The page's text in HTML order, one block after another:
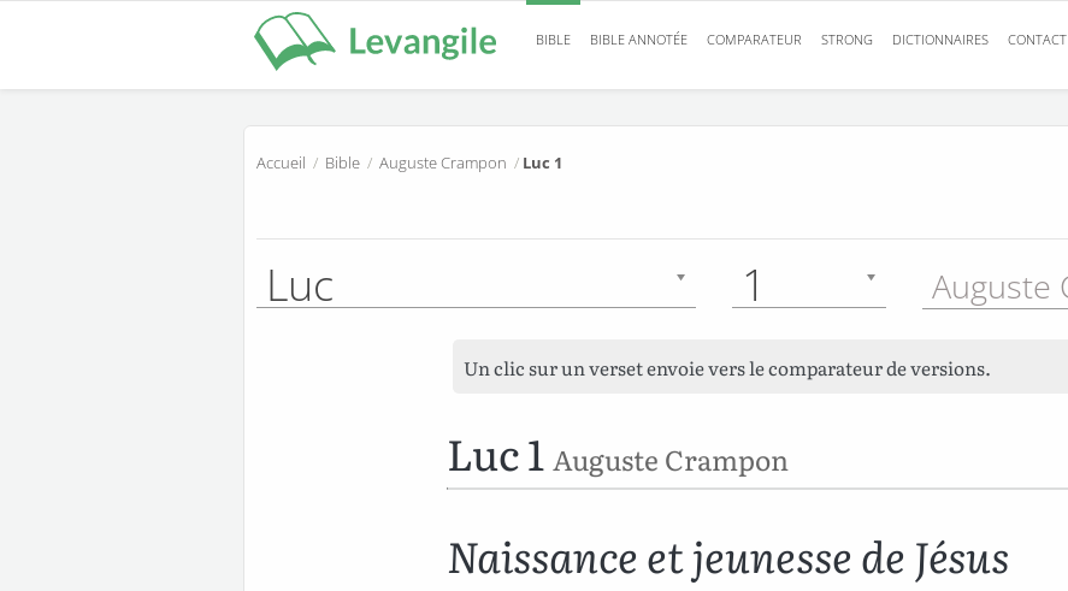
BIBLE BIBLE ANNOTÉE COMPARATEUR STRONG DICTIONNAIRES CONTACT
Accueil / Bible / Auguste Crampon / Luc 1
Luc 1
Un clic sur un verset envoie vers le comparateur de versions.
Luc 1 Auguste Crampon
Naissance et jeunesse de Jésus